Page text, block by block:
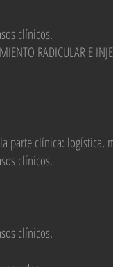
clínicos.
RADICULAR E
parte clínica: logística,
clínicos.
clínicos.